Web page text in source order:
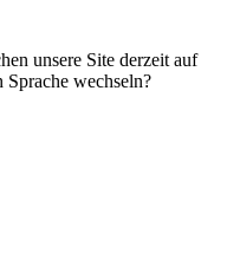
unsere Site derzeit auf
wechseln?